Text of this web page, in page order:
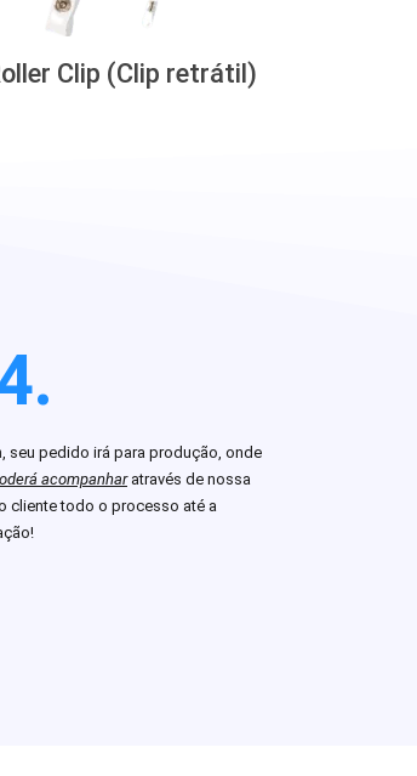
Clip (Clip retrátil)
seu pedido irá para produção, onde
acompanharatravés de nossa
cliente todo o processo até a